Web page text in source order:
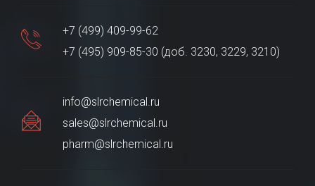
+7 (499) 409-99-62
+7 (495) 909-85-30 (доб. 3230, 3229, 3210)
info@slrchemical.ru
sales@slrchemical.ru
pharm@slrchemical.ru